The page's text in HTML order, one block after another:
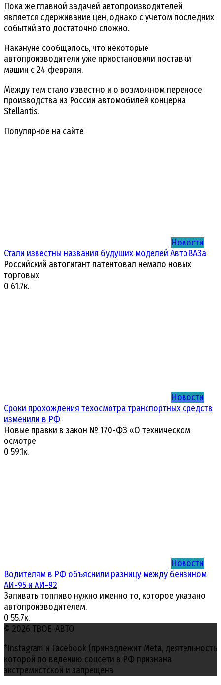
Пока же главной задачей автопроизводителей
является сдерживание цен, однако с учетом последних
событий это достаточно сложно.
Накануне сообщалось, что некоторые
автопроизводители уже приостановили поставки
машин с 24 февраля.
Между тем стало известно и о возможном переносе
производства из России автомобилей концерна
Stellantis.
Популярное на сайте
Новости
Стали известны названия будущих моделей АвтоВАЗа
Российский автогигант патентовал немало новых
торговых
0 61.7к.
Новости
Сроки прохождения техосмотра транспортных средств
изменили в РФ
Новые правки в закон № 170-ФЗ «О техническом
осмотре
0 59.1к.
Новости
Водителям в РФ объяснили разницу между бензином
АИ-95 и АИ-92
Заливать топливо нужно именно то, которое указано
автопроизводителем.
0 55.7к.
© 2026 ТВОЕ-АВТО
*Instagram и Facebook (принадлежит Meta, деятельность
которой по ведению соцсети в РФ признана
экстремистской и запрещена